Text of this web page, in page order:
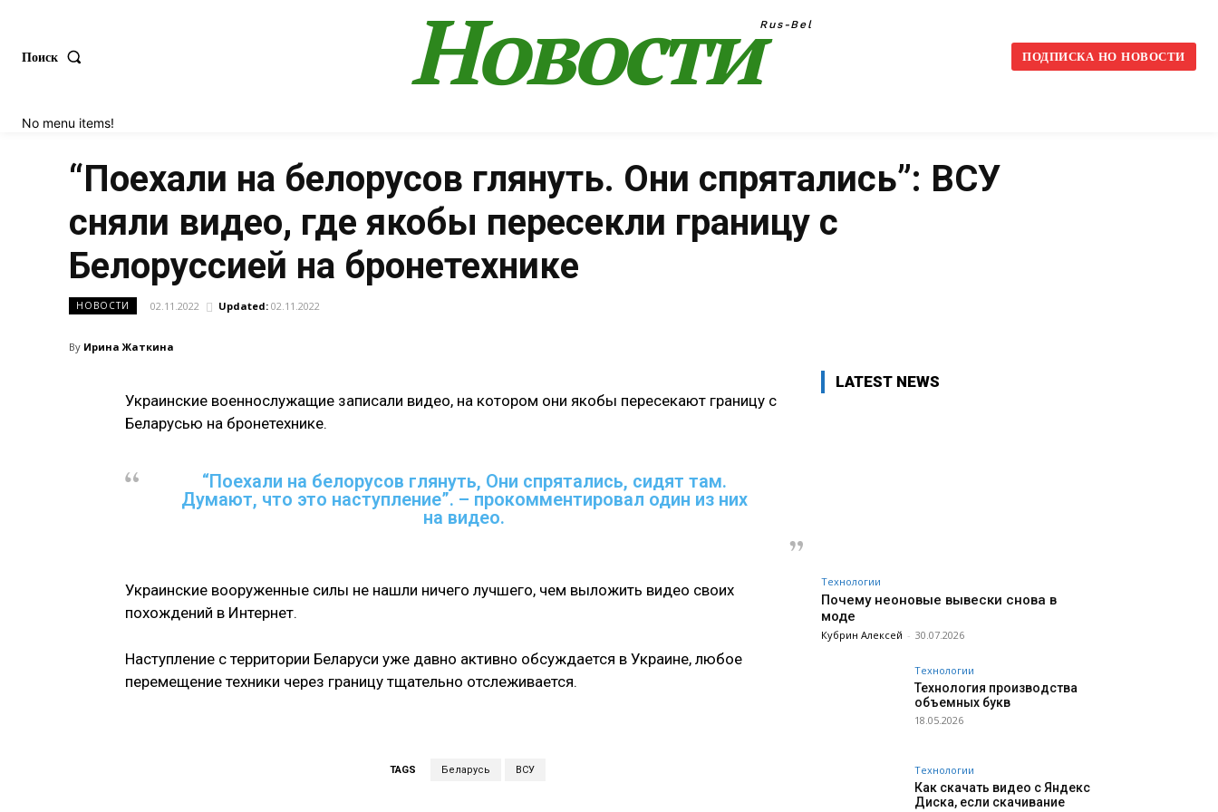
Поиск НовостиRus-Bel
ПОДПИСКА НО НОВОСТИ
No menu items!
“Поехали на белорусов глянуть. Они спрятались”: ВСУ
сняли видео, где якобы пересекли границу с
Белоруссией на бронетехнике
НОВОСТИ 02.11.2022 Updated: 02.11.2022
By Ирина Жаткина
Украинские военнослужащие записали видео, на котором они якобы пересекают границу с
Беларусью на бронетехнике.
“Поехали на белорусов глянуть, Они спрятались, сидят там.
Думают, что это наступление”. – прокомментировал один из них
на видео.
Украинские вооруженные силы не нашли ничего лучшего, чем выложить видео своих
похождений в Интернет.
Наступление с территории Беларуси уже давно активно обсуждается в Украине, любое
перемещение техники через границу тщательно отслеживается.
TAGS Беларусь ВСУ
LATEST NEWS
Технологии
Почему неоновые вывески снова в
моде
Кубрин Алексей - 30.07.2026
Технологии
Технология производства
объемных букв
18.05.2026
Технологии
Как скачать видео с Яндекс
Диска, если скачивание